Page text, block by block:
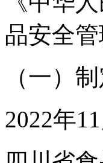
品安全
（一）
2022年